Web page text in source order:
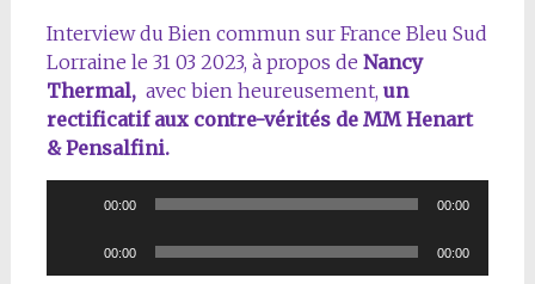
Interview du Bien commun sur France Bleu Sud
Lorraine le 31 03 2023, à propos de Nancy
Thermal,avec bien heureusement, un
rectificatif aux contre-vérités de MM Henart
& Pensalfini.
00:00 00:00
audio
00:00 00:00